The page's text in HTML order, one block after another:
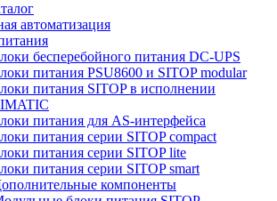
автоматизация
бесперебойного питания DC-UPS
питания PSU8600 и SITOP modular
питания SITOP в исполнении
питания для AS-интерфейса
питания серии SITOP compact
питания серии SITOP lite
питания серии SITOP smart
компоненты